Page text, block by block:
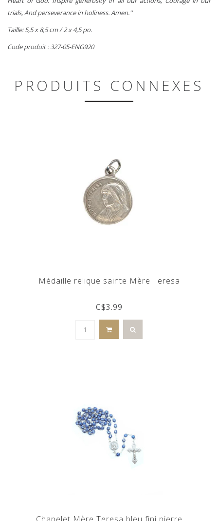
trials, And perseverance in holiness. Amen.''
Taille: 5,5 x 8,5 cm / 2 x 4,5 po.
Code produit : 327-05-ENG920
PRODUITS CONNEXES
Médaille relique sainte Mère Teresa
C$3.99